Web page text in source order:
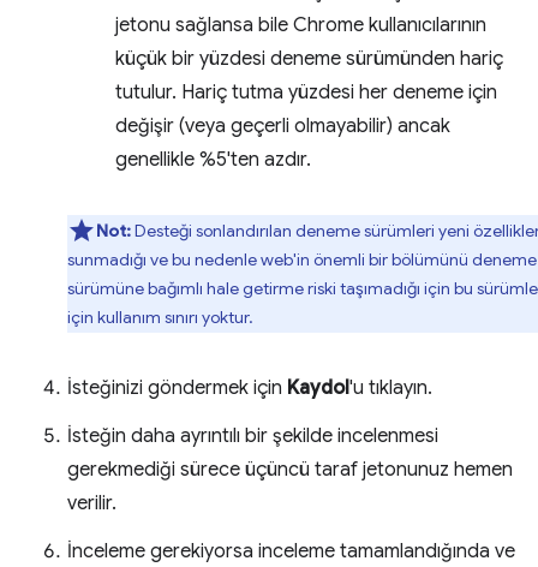
jetonu sağlansa bile Chrome kullanıcılarının
küçük bir yüzdesi deneme sürümünden hariç
tutulur. Hariç tutma yüzdesi her deneme için
değişir (veya geçerli olmayabilir) ancak
genellikle %5'ten azdır.
Not:Desteği sonlandırılan deneme sürümleri yeni
sunmadığı ve bu nedenle web'in önemli bir bölümünü deneme
sürümüne bağımlı hale getirme riski taşımadığı için bu
için kullanım sınırı yoktur.
İsteğinizi göndermek için Kaydol'u tıklayın.
İsteğin daha ayrıntılı bir şekilde incelenmesi
gerekmediği sürece üçüncü taraf jetonunuz hemen
verilir.
İnceleme gerekiyorsa inceleme tamamlandığında ve